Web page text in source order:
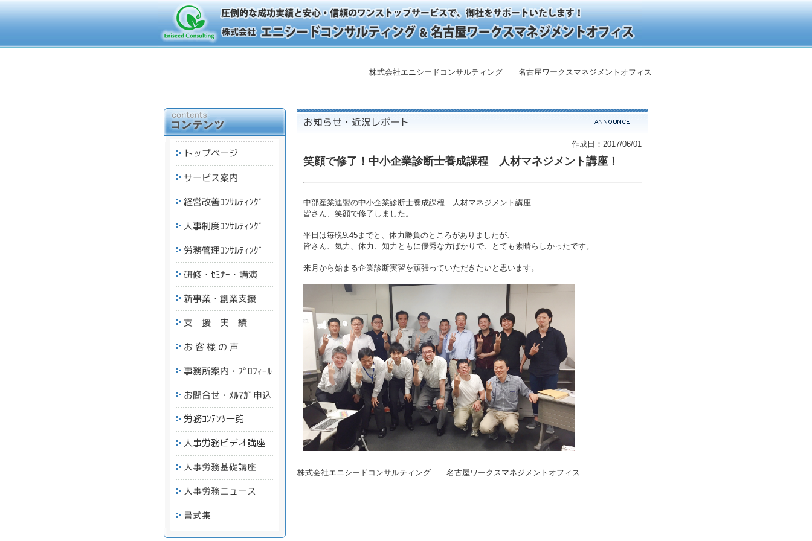
株式会社エニシードコンサルティング 名古屋ワークスマネジメントオフィス
作成日：2017/06/01
笑顔で修了！中小企業診断士養成課程 人材マネジメント講座！
中部産業連盟の中小企業診断士養成課程 人材マネジメント講座
皆さん、笑顔で修了しました。
平日は毎晩9:45までと、体力勝負のところがありましたが、
皆さん、気力、体力、知力ともに優秀な方ばかりで、とても素晴らしかったです。
来月から始まる企業診断実習を頑張っていただきたいと思います。
株式会社エニシードコンサルティング 名古屋ワークスマネジメントオフィス